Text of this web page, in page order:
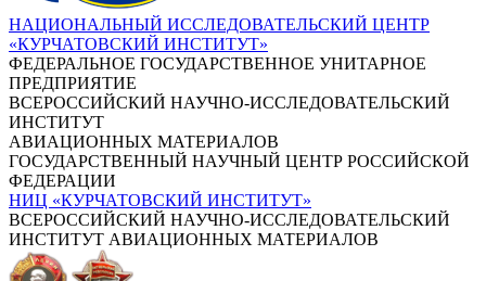
НАЦИОНАЛЬНЫЙ ИССЛЕДОВАТЕЛЬСКИЙ ЦЕНТР
«КУРЧАТОВСКИЙ ИНСТИТУТ»
ФЕДЕРАЛЬНОЕ ГОСУДАРСТВЕННОЕ УНИТАРНОЕ
ПРЕДПРИЯТИЕ
ВСЕРОССИЙСКИЙ НАУЧНО-ИССЛЕДОВАТЕЛЬСКИЙ
ИНСТИТУТ
АВИАЦИОННЫХ МАТЕРИАЛОВ
ГОСУДАРСТВЕННЫЙ НАУЧНЫЙ ЦЕНТР РОССИЙСКОЙ
ФЕДЕРАЦИИ
НИЦ «КУРЧАТОВСКИЙ ИНСТИТУТ»
ВСЕРОССИЙСКИЙ НАУЧНО-ИССЛЕДОВАТЕЛЬСКИЙ
ИНСТИТУТ АВИАЦИОННЫХ МАТЕРИАЛОВ